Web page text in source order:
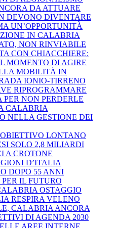
DA ATTUARE
DEVONO DIVENTARE
UN’OPPORTUNITÀ
IN CALABRIA
NON RINVIABILE
CON CHIACCHIERE:
MOMENTO DI AGIRE
MOBILITÀ IN
IONIO-TIRRENO
RIPROGRAMMARE
NON PERDERLE
CALABRIA
NELLA GESTIONE DEI
LONTANO
SOLO 2,8 MILIARDI
A CROTONE
D’ITALIA
DOPO 55 ANNI
IL FUTURO
OSTAGGIO
RESPIRA VELENO
CALABRIA ANCORA
DI AGENDA 2030
AREE INTERNE